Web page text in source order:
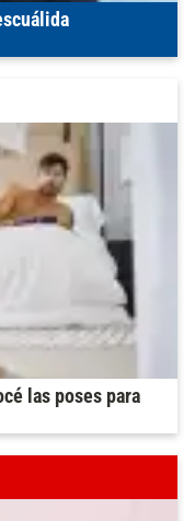
las poses para